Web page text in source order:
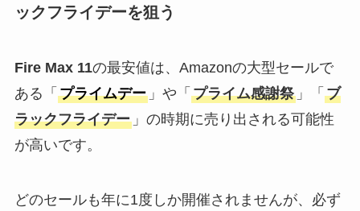
ックフライデーを狙う
Fire Max 11の最安値は、Amazonの大型セールで
ある「 プライムデー」や「 プライム感謝祭」「 ブ
ラックフライデー」の時期に売り出される可能性
が高いです。
どのセールも年に1度しか開催されませんが、必ず